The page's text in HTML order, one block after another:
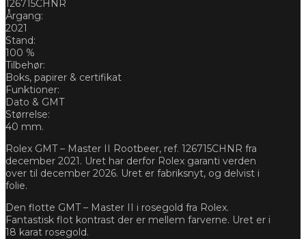
126715CHNR
Årgang:
2021
Stand:
100 %
Tilbehør:
Boks, papirer & certifikat
Funktioner:
Dato & GMT
Størrelse:
40 mm.
Rolex GMT – Master II Rootbeer, ref. 126715CHNR fra
december 2021. Uret har derfor Rolex garanti verden
over til december 2026. Uret er fabriksnyt, og delvist i
folie.
Den flotte GMT – Master II i rosegold fra Rolex.
Fantastisk flot kontrast der er mellem farverne. Uret er i
18 karat rosegold.